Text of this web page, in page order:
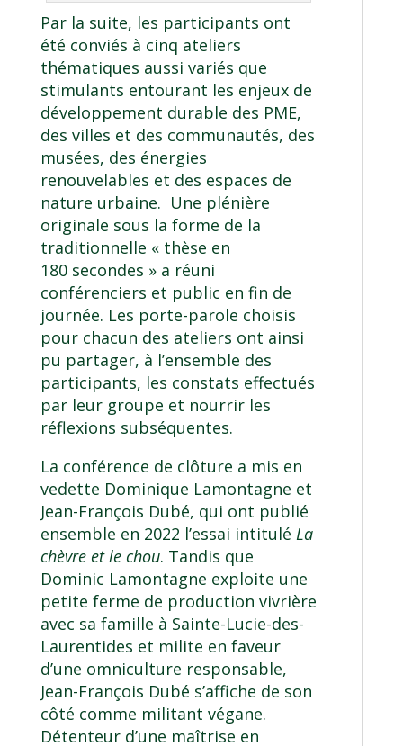
Par la suite, les participants ont
été conviés à cinq ateliers
thématiques aussi variés que
stimulants entourant les enjeux de
développement durable des PME,
des villes et des communautés, des
musées, des énergies
renouvelables et des espaces de
nature urbaine. Une plénière
originale sous la forme de la
traditionnelle « thèse en
180 secondes » a réuni
conférenciers et public en fin de
journée. Les porte-parole choisis
pour chacun des ateliers ont ainsi
pu partager, à l’ensemble des
participants, les constats effectués
par leur groupe et nourrir les
réflexions subséquentes.
La conférence de clôture a mis en
vedette Dominique Lamontagne et
Jean-François Dubé, qui ont publié
ensemble en 2022 l’essai intitulé La
chèvre et le chou. Tandis que
Dominic Lamontagne exploite une
petite ferme de production vivrière
avec sa famille à Sainte-Lucie-des-
Laurentides et milite en faveur
d’une omniculture responsable,
Jean-François Dubé s’affiche de son
côté comme militant végane.
Détenteur d’une maîtrise en